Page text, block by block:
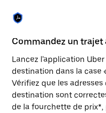
pour
fermer
calendrier.
Commandez un trajet
Lancez l'application
destination dans la case
Vérifiez que les
destination sont
de la fourchette de